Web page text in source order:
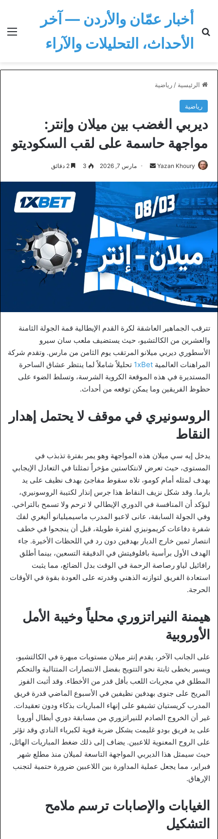
أخبار عمّان والأردن — آخر
الأحداث، التحليلات والآراء
الرئيسية / رياضية
رياضية
ديربي الغضب بين ميلان وإنتر:
مواجهة حاسمة على لقب السكوديتو
Yazan Khoury
أرسل مارس 7, 2026 3
تترقب الجماهير العاشقة لكرة القدم الإيطالية قمة الجولة الثامنة
والعشرين من الكالتشيو، حيث يستضيف ملعب سان سيرو
الأسطوري ديربي ميلانو المرتقب يوم الثامن من مارس. وتقدم شركة
المراهنات العالمية 1xBet تحليلاً شاملاً لما ينتظر عشاق الساحرة
المستديرة في هذه الموقعة الكروية الشرسة، وتسلط الضوء على
حظوظ الفريقين وما يمكن توقعه من أحداث.
الروسونيري في موقف لا يحتمل إهدار
النقاط
يدخل إيه سي ميلان هذه المواجهة وهو يمر بفترة تذبذب في
المستوى، حيث تعرض لانتكاستين مؤخراً تمثلتا في التعادل الإيجابي
بهدف لمثله أمام كومو، تلاه سقوط مفاجئ بهدف نظيف على يد
بارما. وقد شكل نزيف النقاط هذا جرس إنذار لكتيبة الروسونيري،
ليؤكد أن المنافسة في الدوري الإيطالي لا ترحم ولا تسمح بالتراخي.
وفي الجولة السابقة، عانى لاعبو المدرب ماسيميليانو أليغري لفك
شفرة دفاعات كريمونيزي لفترة طويلة، قبل أن ينجحوا في خطف
انتصار ثمين خارج الديار بهدفين دون رد في اللحظات الأخيرة. جاء
الهدف الأول برأسية بافلوفيتش في الدقيقة التسعين، بينما أطلق
رافائيل لياو رصاصة الرحمة في الوقت بدل الضائع، مما يثبت
استعادة الفريق لتوازنه الذهني وقدرته على العودة بقوة في الأوقات
الحرجة.
هيمنة النيراتزوري محلياً وخيبة الأمل
الأوروبية
على الجانب الآخر، يقدم إنتر ميلان مستويات مبهرة في الكالتشيو،
ويسير بخطى ثابتة نحو التتويج بفضل الانتصارات المتتالية والتحكم
المطلق في مجريات اللعب بأقل قدر من الأخطاء. وقد أثبت الفوز
المريح على جنوى بهدفين نظيفين في الأسبوع الماضي قدرة فريق
المدرب كريستيان تشيفو على إنهاء المباريات بذكاء ودون تعقيدات.
غير أن الخروج الصادم للنيراتزوري من مسابقة دوري أبطال أوروبا
على يد فريق بودو غليمت يشكل ضربة قوية لكبرياء النادي وقد تؤثر
على الروح المعنوية للاعبين. يضاف إلى ذلك ضغط المباريات الهائل،
حيث سيمثل هذا الديربي المواجهة التاسعة لميلان منذ مطلع شهر
فبراير، مما يجعل عملية المداورة بين اللاعبين ضرورة حتمية لتجنب
الإرهاق.
الغيابات والإصابات ترسم ملامح
التشكيل